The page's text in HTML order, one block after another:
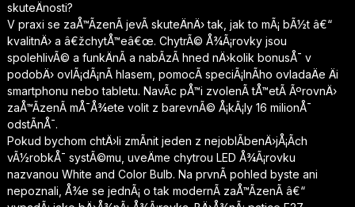
skuteÄnosti?
V praxi se zaÅ™Ã­zenÃ­ jevÃ­ skuteÄnÄ› tak, jak to mÃ¡ bÃ½t â€“
kvalitnÄ› a â€žchytÅ™eâ€œ. ChytrÃ© Å¾Ã¡rovky jsou
spolehlivÃ© a funkÄnÃ­ a nabÃ­zÃ­ hned nÄ›kolik bonusÅ¯ v
podobÄ› ovlÃ¡dÃ¡nÃ­ hlasem, pomocÃ­ speciÃ¡lnÃ­ho ovladaÄe Äi
smartphonu nebo tabletu. NavÃ­c pÅ™i zvolenÃ­ tÅ™etÃ­ ÃºrovnÄ›
zaÅ™Ã­zenÃ­ mÅ¯Å¾ete volit z barevnÃ© Å¡kÃ¡ly 16 milionÅ¯
odstÃ­nÅ¯.
Pokud bychom chtÄ›li zmÃ­nit jeden z nejoblÃ­benÄ›jÅ¡Ã­ch
vÃ½robkÅ¯ systÃ©mu, uveÄme chytrou LED Å¾Ã¡rovku
nazvanou White and Color Bulb. Na prvnÃ­ pohled byste ani
nepoznali, Å¾e se jednÃ¡ o tak modernÃ­ zaÅ™Ã­zenÃ­ â€“